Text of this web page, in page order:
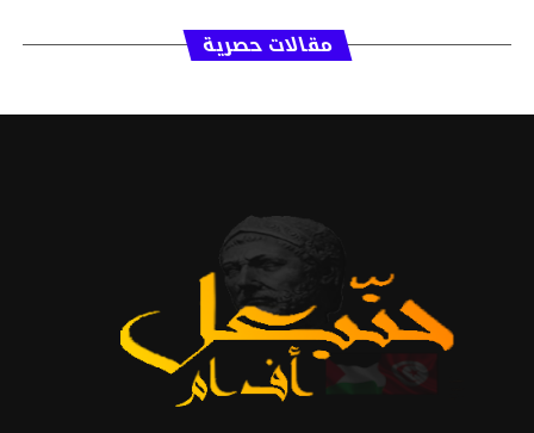
مقالات حصرية